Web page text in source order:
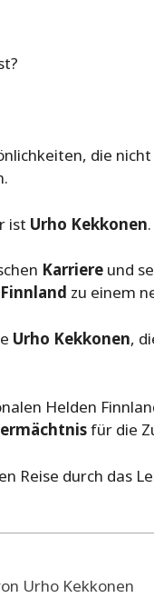
die
ist Urho Kekkonen.
Karriere und
Finnland zu einem
Urho Kekkonen,
Helden
für die
Reise durch das
Urho Kekkonen